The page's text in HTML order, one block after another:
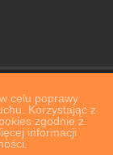
celu poprawy
Korzystając z
zgodnie z
informacji